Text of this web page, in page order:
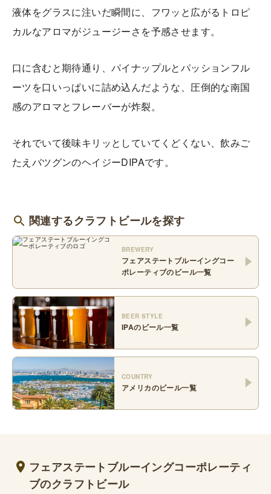
液体をグラスに注いだ瞬間に、フワッと広がるトロピ
カルなアロマがジュージーさを予感させます。
口に含むと期待通り、パイナップルとパッションフル
ーツを口いっぱいに詰め込んだような、圧倒的な南国
感のアロマとフレーバーが炸裂。
それでいて後味キリッとしていてくどくない、飲みご
たえバツグンのヘイジーDIPAです。
関連するクラフトビールを探す
BREWERY
フェアステートブルーイングコー
ポレーティブのビール一覧
BEER STYLE
IPAのビール一覧
COUNTRY
アメリカのビール一覧
フェアステートブルーイングコーポレーティ
ブのクラフトビール